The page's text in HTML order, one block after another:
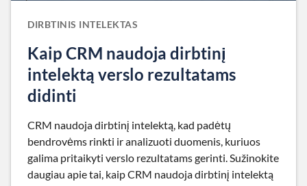
DIRBTINIS INTELEKTAS
Kaip CRM naudoja dirbtinį
intelektą verslo rezultatams
didinti
CRM naudoja dirbtinį intelektą, kad padėtų
bendrovėms rinkti ir analizuoti duomenis, kuriuos
galima pritaikyti verslo rezultatams gerinti. Sužinokite
daugiau apie tai, kaip CRM naudoja dirbtinį intelektą